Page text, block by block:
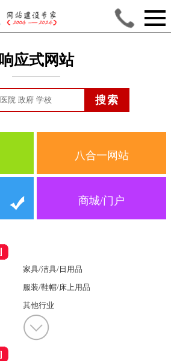
响应式网站
八合一网站
商城/门户
家具/洁具/日用品
服装/鞋帽/床上用品
其他行业